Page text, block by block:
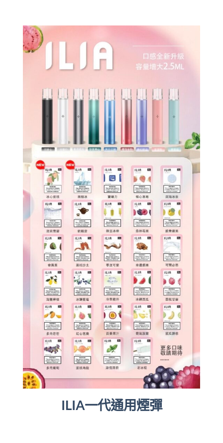
ILIA一代通用煙彈